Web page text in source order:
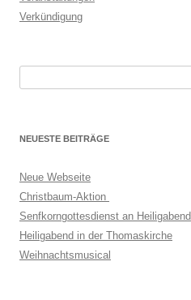
Verkündigung
NEUESTE BEITRÄGE
Neue Webseite
Christbaum-Aktion
Senfkorngottesdienst an Heiligabend
Heiligabend in der Thomaskirche
Weihnachtsmusical